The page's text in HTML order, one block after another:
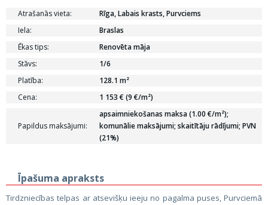
Atrašanās vieta:
Rīga, Labais krasts, Purvciems
Iela:
Braslas
Ēkas tips:
Renovēta māja
Stāvs:
1/6
Platība:
128.1 m²
Cena:
1 153 € (9 €/m²)
Papildus maksājumi:
apsaimniekošanas maksa (1.00 €/m²);
komunālie maksājumi; skaitītāju rādījumi; PVN
(21%)
Īpašuma apraksts
Tirdzniecības telpas ar atsevišķu ieeju no pagalma puses, Purvciemā